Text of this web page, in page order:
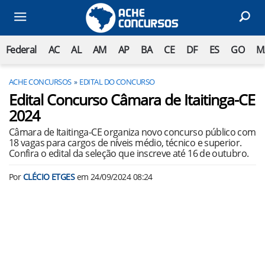
Federal AC AL AM AP BA CE DF ES GO
ACHE CONCURSOS EDITAL DO CONCURSO
Edital Concurso Câmara de Itaitinga-CE
2024
Câmara de Itaitinga-CE organiza novo concurso público com
18 vagas para cargos de níveis médio, técnico e superior.
Confira o edital da seleção que inscreve até 16 de outubro.
PorCLÉCIO ETGESem 24/09/2024 08:24